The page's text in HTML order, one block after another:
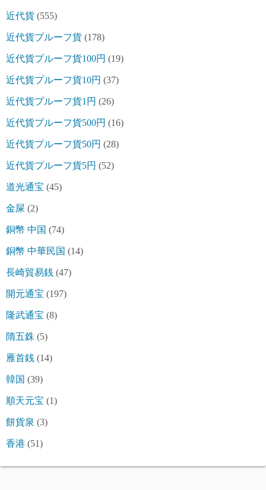
近代貨 (555)
近代貨プルーフ貨 (178)
近代貨プルーフ貨100円 (19)
近代貨プルーフ貨10円 (37)
近代貨プルーフ貨1円 (26)
近代貨プルーフ貨500円 (16)
近代貨プルーフ貨50円 (28)
近代貨プルーフ貨5円 (52)
道光通宝 (45)
金屎 (2)
銅幣 中国 (74)
銅幣 中華民国 (14)
長崎貿易銭 (47)
開元通宝 (197)
隆武通宝 (8)
隋五銖 (5)
雁首銭 (14)
韓国 (39)
順天元宝 (1)
餅貨泉 (3)
香港 (51)